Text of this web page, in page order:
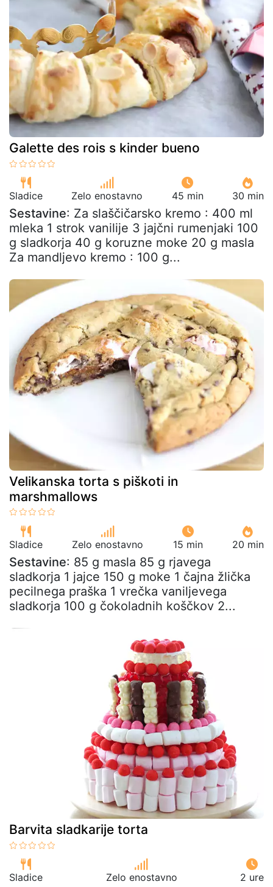
Galette des rois s kinder bueno
Sladice Zelo enostavno 45 min 30 min
Sestavine: Za slaščičarsko kremo : 400 ml
mleka 1 strok vanilije 3 jajčni rumenjaki 100
g sladkorja 40 g koruzne moke 20 g masla
Za mandljevo kremo : 100 g...
Velikanska torta s piškoti in
marshmallows
Sladice Zelo enostavno 15 min 20 min
Sestavine: 85 g masla 85 g rjavega
sladkorja 1 jajce 150 g moke 1 čajna žlička
pecilnega praška 1 vrečka vaniljevega
sladkorja 100 g čokoladnih koščkov 2...
Barvita sladkarije torta
Sladice Zelo enostavno 2 ure